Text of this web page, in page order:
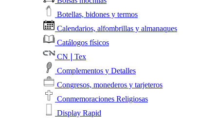
Botellas, bidones y termos
Calendarios, alfombrillas y almanaques
Catálogos físicos
CN❘Tex
Complementos y Detalles
Congresos, monederos y tarjeteros
Conmemoraciones Religiosas
Display Rapid